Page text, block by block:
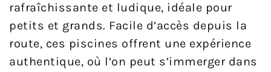
rafraîchissante et ludique, idéale pour
petits et grands. Facile d’accès depuis la
route, ces piscines offrent une expérience
authentique, où l’on peut s’immerger dans